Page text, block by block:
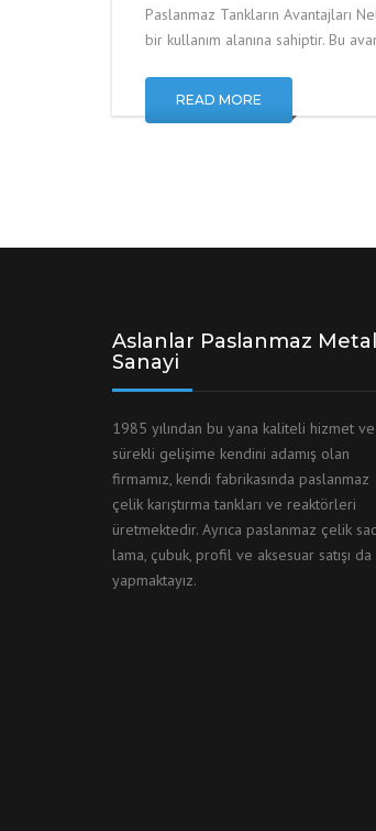
Paslanmaz Tankların Avantajları
bir kullanım alanına sahiptir. Bu
READ MORE
Aslanlar Paslanmaz Metal
Sanayi
1985 yılından bu yana kaliteli hizmet ve
sürekli gelişime kendini adamış olan
firmamız, kendi fabrikasında paslanmaz
çelik karıştırma tankları ve reaktörleri
üretmektedir. Ayrıca paslanmaz çelik
lama, çubuk, profil ve aksesuar satışı da
yapmaktayız.